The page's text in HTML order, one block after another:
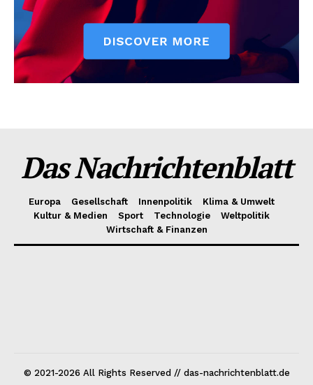
Das Nachrichtenblatt
Europa Gesellschaft Innenpolitik
Klima & Umwelt
Kultur & Medien
Sport Technologie
Weltpolitik
Wirtschaft & Finanzen
© 2021-2026 All Rights Reserved // das-nachrichtenblatt.de